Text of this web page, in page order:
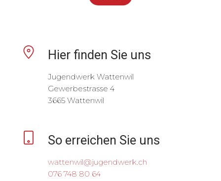
Hier finden Sie uns
Jugendwerk Wattenwil
Gewerbestrasse 4
3665 Wattenwil
So erreichen Sie uns
wattenwil@jugendwerk.ch
076 748 80 64